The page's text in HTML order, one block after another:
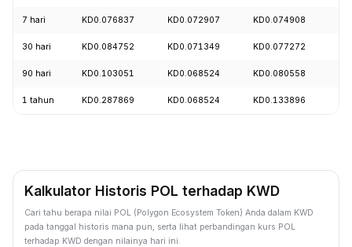
7 hari KD0.076837 KD0.072907 KD0.074908
30 hari KD0.084752 KD0.071349 KD0.077272
90 hari KD0.103051 KD0.068524 KD0.080558
1 tahun KD0.287869 KD0.068524 KD0.133896
Kalkulator Historis POL terhadap KWD
Cari tahu berapa nilai POL (Polygon Ecosystem Token) Anda dalam KWD
pada tanggal historis mana pun, serta lihat perbandingan kurs POL
terhadap KWD dengan nilainya hari ini.